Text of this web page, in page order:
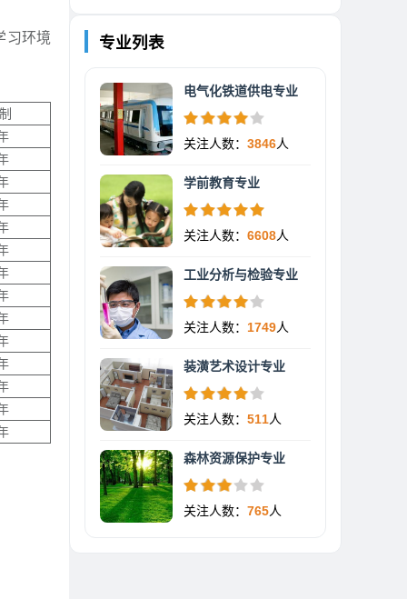
习环境 专业列表
电气化铁道供电专业
关注人数： 3846人
学前教育专业
关注人数： 6608人
工业分析与检验专业
关注人数： 1749人
装潢艺术设计专业
关注人数： 511人
森林资源保护专业
关注人数： 765人